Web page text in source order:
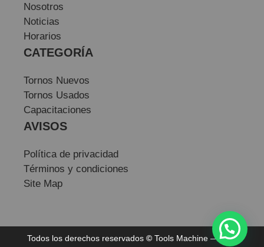
Nosotros
Noticias
Horarios
CATEGORÍA
Tornos Nuevos
Tornos Usados
Capacitaciones
AVISOS
Política de privacidad
Términos y condiciones
Site Map
Todos los derechos reservados © Tools Machine — Sitio